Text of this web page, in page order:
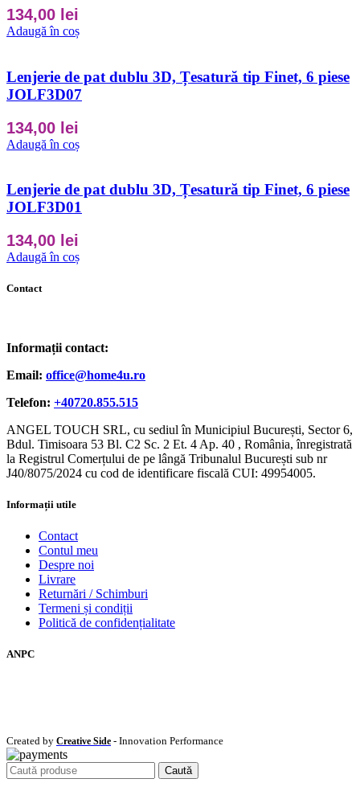
134,00 lei
Adaugă în coș
Lenjerie de pat dublu 3D, Țesatură tip Finet, 6 piese
JOLF3D07
134,00 lei
Adaugă în coș
Lenjerie de pat dublu 3D, Țesatură tip Finet, 6 piese
JOLF3D01
134,00 lei
Adaugă în coș
Contact
Informații contact:
Email: office@home4u.ro
Telefon: +40720.855.515
ANGEL TOUCH SRL, cu sediul în Municipiul București, Sector 6,
Bdul. Timisoara 53 Bl. C2 Sc. 2 Et. 4 Ap. 40 , România, înregistrată
la Registrul Comerțului de pe lângă Tribunalul București sub nr
J40/8075/2024 cu cod de identificare fiscală CUI: 49954005.
Informații utile
Contact
Contul meu
Despre noi
Livrare
Returnări / Schimburi
Termeni și condiții
Politică de confidențialitate
ANPC
Created by Creative Side - Innovation Performance
Caută